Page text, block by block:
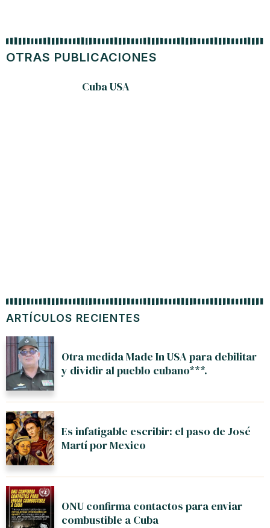
ARTÍCULOS RECIENTES
Otra medida Made In USA para debilitar
y dividir al pueblo cubano***.
Es infatigable escribir: el paso de José
Martí por Mexico
ONU confirma contactos para enviar
combustible a Cuba
OTRAS PUBLICACIONES
Cuba USA